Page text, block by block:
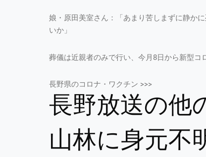
娘・原田美室さん：「あまり苦しまずに静か
いか」
葬儀は近親者のみで行い、今月8日から新型コ
長野県のコロナ・ワクチン >>>
長野放送の他
山林に身元